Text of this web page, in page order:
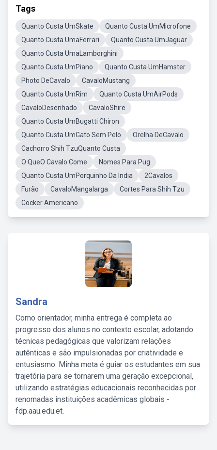
Tags
Quanto Custa UmSkate
Quanto Custa UmMicrofone
Quanto Custa UmaFerrari
Quanto Custa UmJaguar
Quanto Custa UmaLamborghini
Quanto Custa UmPiano
Quanto Custa UmHamster
Photo DeCavalo
CavaloMustang
Quanto Custa UmRim
Quanto Custa UmAirPods
CavaloDesenhado
CavaloShire
Quanto Custa UmBugatti Chiron
Quanto Custa UmGato Sem Pelo
Orelha DeCavalo
Cachorro Shih TzuQuanto Custa
O QueO Cavalo Come
Nomes Para Pug
Quanto Custa UmPorquinho Da India
2Cavalos
Furão
CavaloMangalarga
Cortes Para Shih Tzu
Cocker Americano
Sandra
Como orientador, minha entrega é completa ao
progresso dos alunos no contexto escolar, adotando
técnicas pedagógicas que valorizam relações
autênticas e são impulsionadas por criatividade e
entusiasmo. Minha meta é guiar os estudantes em sua
trajetória para se tornarem uma geração excepcional,
utilizando estratégias educacionais reconhecidas por
renomadas instituições acadêmicas globais -
fdp.aau.edu.et.